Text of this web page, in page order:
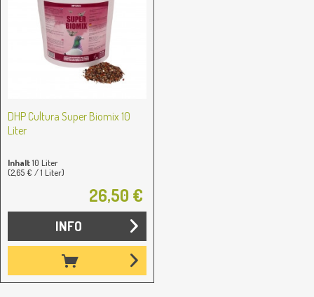
DHP Cultura Super Biomix 10
Liter
Inhalt10 Liter
(2,65 € / 1 Liter)
26,50 €
INFO